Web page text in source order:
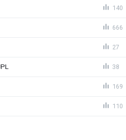
140
666
27
38
169
110